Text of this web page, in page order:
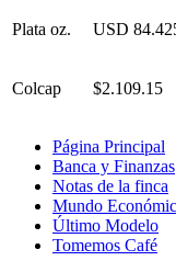
Plata oz. USD
Colcap $2.109.15
Página Principal
Banca y Finanzas
Notas de la finca
Mundo
Último Modelo
Tomemos Café